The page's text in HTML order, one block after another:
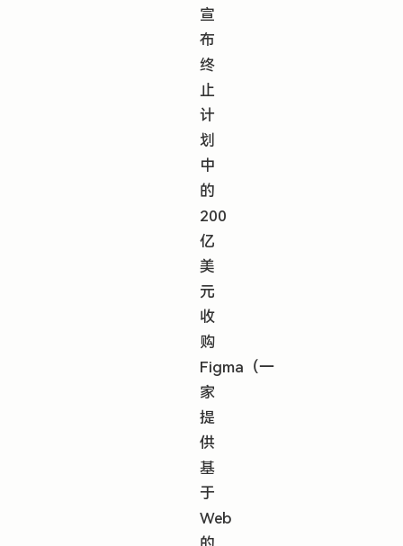
宣
布
终
止
计
划
中
的
200
亿
美
元
收
购
Figma（一
家
提
供
基
于
Web